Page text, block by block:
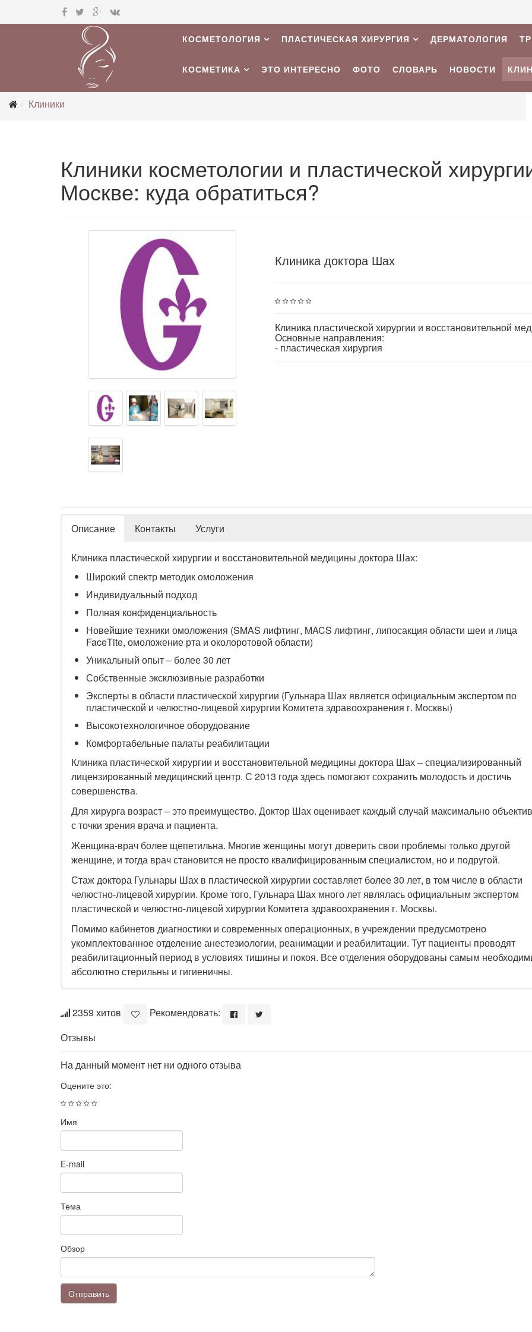
КОСМЕТОЛОГИЯ ПЛАСТИЧЕСКАЯ ХИРУРГИЯ ДЕРМАТОЛОГИЯ
КОСМЕТИКА ЭТО ИНТЕРЕСНО ФОТО СЛОВАРЬ НОВОСТИ
Клиники
Клиники косметологии и пластической
Москве: куда обратиться?
Клиника доктора Шах
Клиника пластической хирургии и восстановительной
Основные направления:
- пластическая хирургия
Описание Контакты Услуги
Клиника пластической хирургии и восстановительной медицины доктора Шах:
Широкий спектр методик омоложения
Индивидуальный подход
Полная конфиденциальность
Новейшие техники омоложения (SMAS лифтинг, MACS лифтинг, липосакция области шеи и лица
FaceTite, омоложение рта и околоротовой области)
Уникальный опыт – более 30 лет
Собственные эксклюзивные разработки
Эксперты в области пластической хирургии (Гульнара Шах является официальным экспертом по
пластической и челюстно-лицевой хирургии Комитета здравоохранения г. Москвы)
Высокотехнологичное оборудование
Комфортабельные палаты реабилитации
Клиника пластической хирургии и восстановительной медицины доктора Шах – специализированный
лицензированный медицинский центр. С 2013 года здесь помогают сохранить молодость и достичь
совершенства.
Для хирурга возраст – это преимущество. Доктор Шах оценивает каждый случай максимально
с точки зрения врача и пациента.
Женщина-врач более щепетильна. Многие женщины могут доверить свои проблемы только другой
женщине, и тогда врач становится не просто квалифицированным специалистом, но и подругой.
Стаж доктора Гульнары Шах в пластической хирургии составляет более 30 лет, в том числе в области
челюстно-лицевой хирургии. Кроме того, Гульнара Шах много лет являлась официальным экспертом
пластической и челюстно-лицевой хирургии Комитета здравоохранения г. Москвы.
Помимо кабинетов диагностики и современных операционных, в учреждении предусмотрено
укомплектованное отделение анестезиологии, реанимации и реабилитации. Тут пациенты проводят
реабилитационный период в условиях тишины и покоя. Все отделения оборудованы самым
абсолютно стерильны и гигиеничны.
2359 хитов
Рекомендовать:
Отзывы
На данный момент нет ни одного отзыва
Оцените это:
Имя
E-mail
Тема
Обзор
Отправить